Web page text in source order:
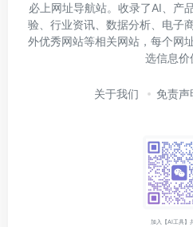
必上网址导航站。收录了AI、产
验、行业资讯、数据分析、电子
外优秀网站等相关网站，每个网
选信息价
关于我们 免责声
加入【AI工具】